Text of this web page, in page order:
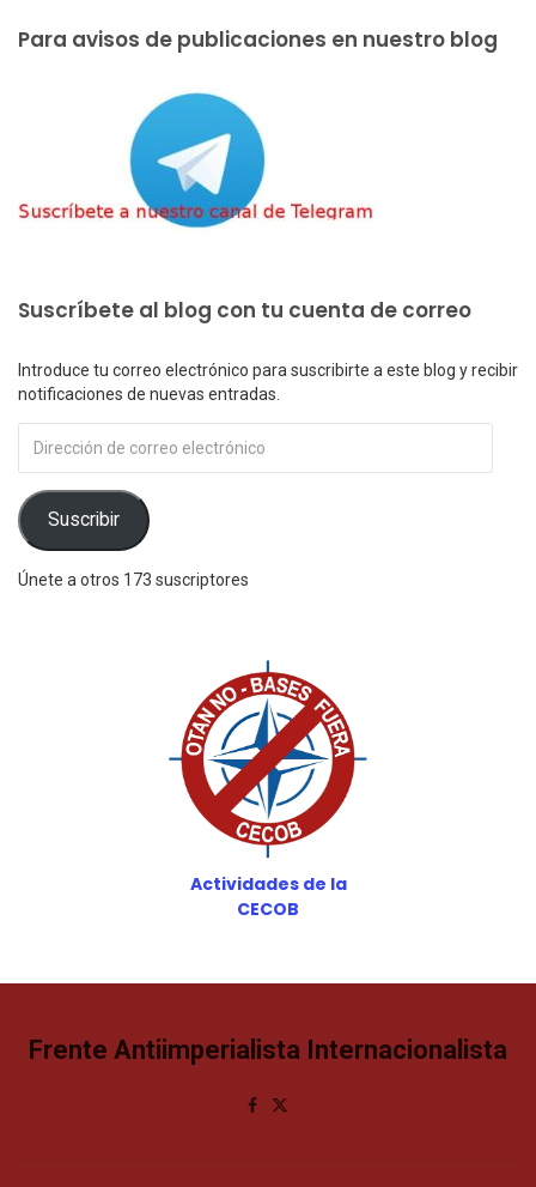
Para avisos de publicaciones en nuestro blog
Suscríbete al blog con tu cuenta de correo
Introduce tu correo electrónico para suscribirte a este blog y recibir
notificaciones de nuevas entradas.
de
correo
electrónico
Suscribir
Únete a otros 173 suscriptores
Actividades de la
CECOB
Frente Antiimperialista Internacionalista